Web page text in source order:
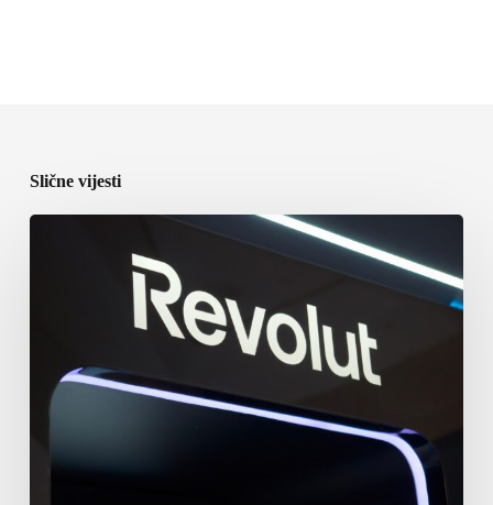
Slične vijesti
Osnivač
zbog
superjahte
350